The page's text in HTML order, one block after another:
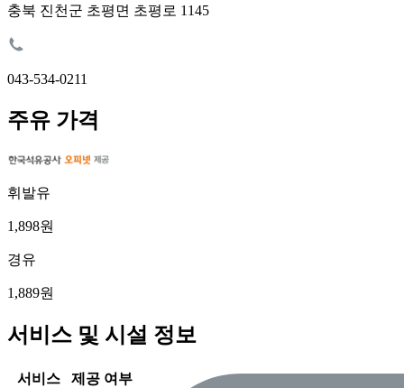
충북 진천군 초평면 초평로 1145
043-534-0211
주유 가격
휘발유
1,898원
경유
1,889원
서비스 및 시설 정보
서비스 제공 여부